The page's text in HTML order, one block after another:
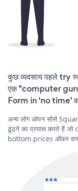
कुछ व्यवसाय पहले try
एक "computer
Form in 'no time' का
अन्य लोग ओपन सोर्स
ढूंढने का प्रयास करते हैं
bottom prices ऑफ़र